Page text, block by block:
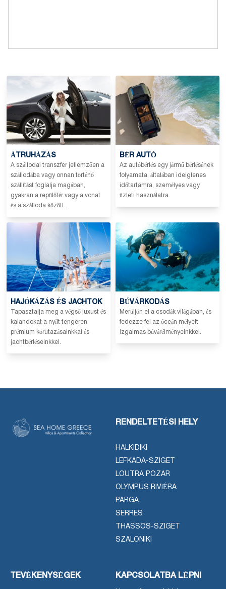
ÁTRUHÁZÁS
A szállodai transzfer jellemzően a
szállodába vagy onnan történő
szállítást foglalja magában,
gyakran a repülőtér vagy a vonat
és a szálloda között.
BÉR AUTÓ
Az autóbérlés egy jármű bérlésének
folyamata, általában ideiglenes
időtartamra, személyes vagy
üzleti használatra.
HAJÓKÁZÁS ÉS JACHTOK
Tapasztalja meg a végső luxust és
kalandokat a nyílt tengeren
prémium körutazásainkkal és
jachtbérléseinkkel.
BÚVÁRKODÁS
Merüljön el a csodák világában, és
fedezze fel az óceán mélyeit
izgalmas búvárélményeinkkel.
RENDELTETÉSI HELY
HALKIDIKI
LEFKADA-SZIGET
LOUTRA POZAR
OLYMPUS RIVIÉRA
PARGA
SERRES
THASSOS-SZIGET
SZALONIKI
TEVÉKENYSÉGEK KAPCSOLATBA LÉPNI